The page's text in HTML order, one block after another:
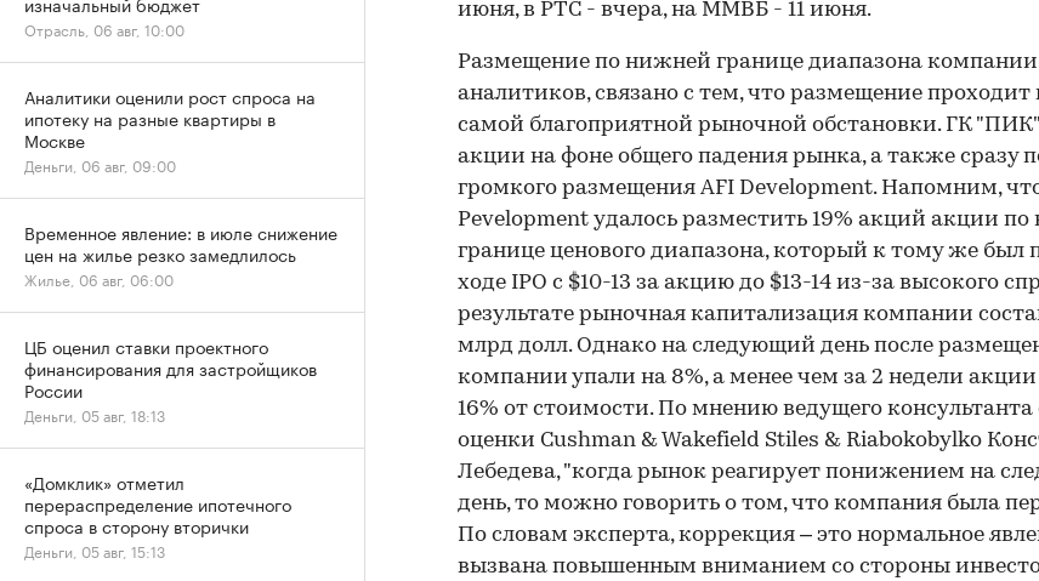
июня, в РТС - вчера, на ММВБ - 11 июня.
Размещение по нижней границе диапазона
аналитиков, связано с тем, что размещение проходит
самой благоприятной рыночной обстановки. ГК
акции на фоне общего падения рынка, а также сразу
громкого размещения AFI Development. Напомним,
Pevelopment удалось разместить 19% акций акции по
границе ценового диапазона, который к тому же был
ходе IPO с $10-13 за акцию до $13-14 из-за высокого
результате рыночная капитализация компании
млрд долл. Однако на следующий день после
компании упали на 8%, а менее чем за 2 недели
16% от стоимости. По мнению ведущего консультанта
оценки Cushman & Wakefield Stiles & Riabokobylko
Лебедева, "когда рынок реагирует понижением на
день, то можно говорить о том, что компания была
По словам эксперта, коррекция – это нормальное
вызвана повышенным вниманием со стороны
Отрасль, 06 авг, 10:00
Аналитики оценили рост спроса на
ипотеку на разные квартиры в
Москве
Деньги, 06 авг, 09:00
Временное явление: в июле снижение
цен на жилье резко замедлилось
Жилье, 06 авг, 06:00
ЦБ оценил ставки проектного
финансирования для застройщиков
России
Деньги, 05 авг, 18:13
«Домклик» отметил
перераспределение ипотечного
спроса в сторону вторички
Деньги, 05 авг, 15:13